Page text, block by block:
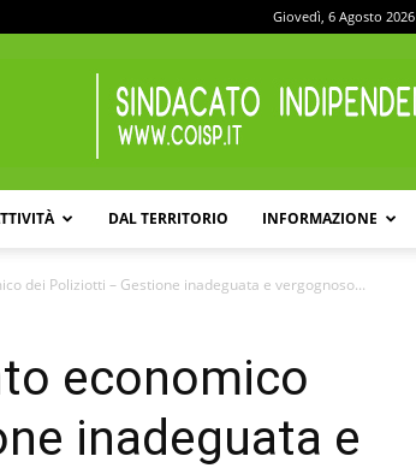
Giovedì, 6 Agosto 2026
DAL TERRITORIO INFORMAZIONE
dei Poliziotti – Gestione inadeguata e vergognoso...
economico
inadeguata e